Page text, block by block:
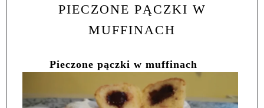
PIECZONE PĄCZKI W
MUFFINACH
Pieczone pączki w muffinach